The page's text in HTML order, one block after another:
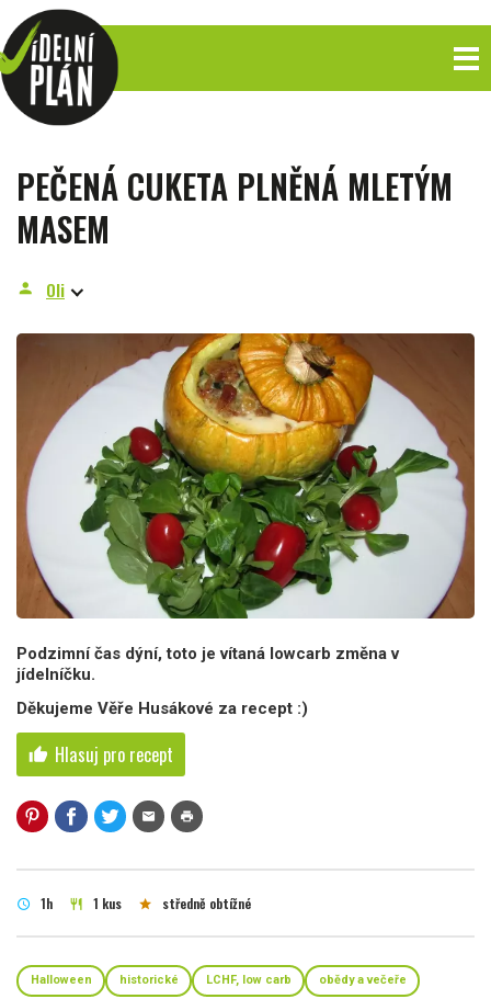
PEČENÁ CUKETA PLNĚNÁ MLETÝM
MASEM
person Oli
Podzimní čas dýní, toto je vítaná lowcarb změna v
jídelníčku.
Děkujeme Věře Husákové za recept :)
thumb_up Hlasuj pro recept
mail print
schedule 1h restaurant 1 kus star středně obtížné
Halloween historické LCHF, low carb obědy a večeře